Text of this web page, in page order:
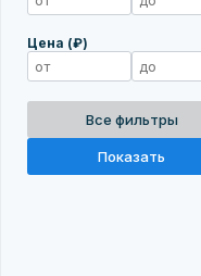
Цена (₽)
Все фильтры
Показать